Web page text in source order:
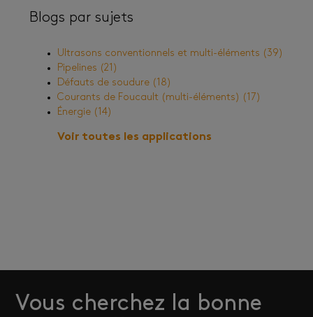
Blogs par sujets
Ultrasons conventionnels et multi-éléments (39)
Pipelines (21)
Défauts de soudure (18)
Courants de Foucault (multi-éléments) (17)
Énergie (14)
Voir toutes les applications
Vous cherchez la bonne